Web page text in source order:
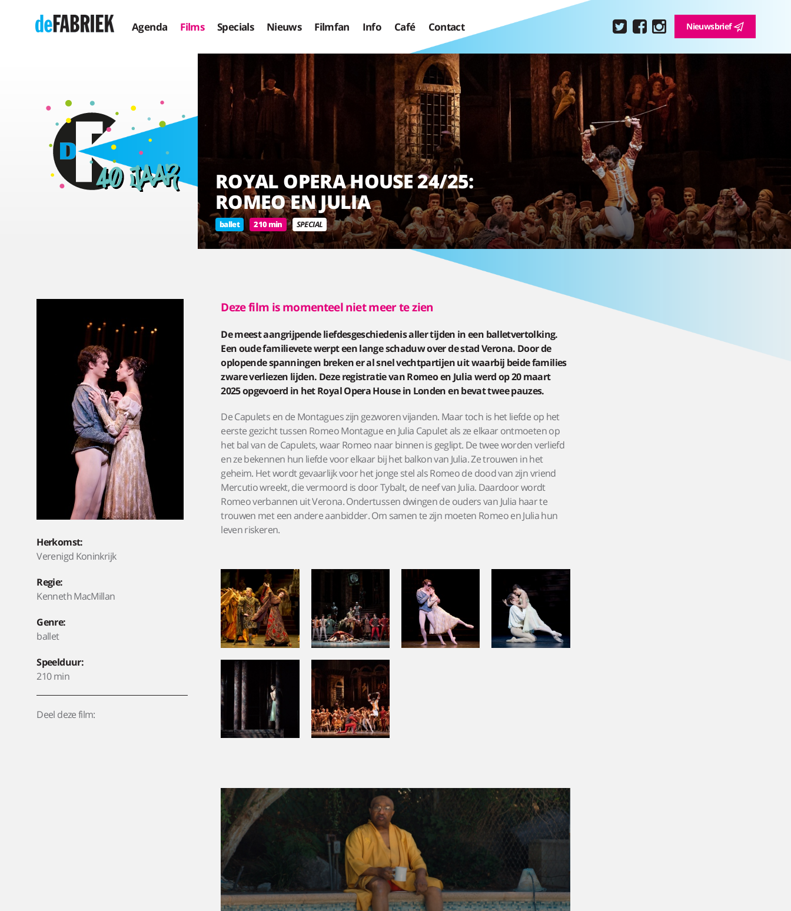
Agenda Films Specials Nieuws Filmfan Info Café Contact Nieuwsbrief
ROYAL OPERA HOUSE 24/25:
ROMEO EN JULIA
ballet 210 min SPECIAL
Herkomst:
Verenigd Koninkrijk
Regie:
Kenneth MacMillan
Genre:
ballet
Speelduur:
210 min
Deel deze film:
Deze film is momenteel niet meer te zien
De meest aangrijpende liefdesgeschiedenis aller tijden in een balletvertolking.
Een oude familievete werpt een lange schaduw over de stad Verona. Door de
oplopende spanningen breken er al snel vechtpartijen uit waarbij beide families
zware verliezen lijden. Deze registratie van Romeo en Julia werd op 20 maart
2025 opgevoerd in het Royal Opera House in Londen en bevat twee pauzes.
De Capulets en de Montagues zijn gezworen vijanden. Maar toch is het liefde op het
eerste gezicht tussen Romeo Montague en Julia Capulet als ze elkaar ontmoeten op
het bal van de Capulets, waar Romeo naar binnen is geglipt. De twee worden verliefd
en ze bekennen hun liefde voor elkaar bij het balkon van Julia. Ze trouwen in het
geheim. Het wordt gevaarlijk voor het jonge stel als Romeo de dood van zijn vriend
Mercutio wreekt, die vermoord is door Tybalt, de neef van Julia. Daardoor wordt
Romeo verbannen uit Verona. Ondertussen dwingen de ouders van Julia haar te
trouwen met een andere aanbidder. Om samen te zijn moeten Romeo en Julia hun
leven riskeren.